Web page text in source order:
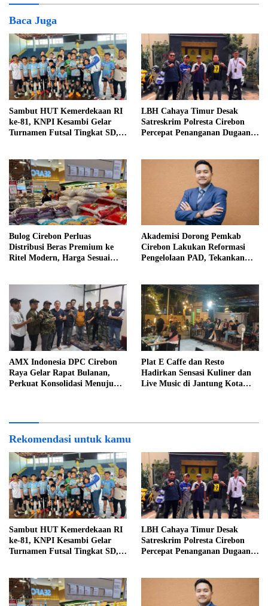
Baca Juga
Sambut HUT Kemerdekaan RI
ke-81, KNPI Kesambi Gelar
Turnamen Futsal Tingkat SD,
LBH Cahaya Timur Desak
Satreskrim Polresta Cirebon
Percepat Penanganan Dugaan
Bulog Cirebon Perluas
Distribusi Beras Premium ke
Ritel Modern, Harga Sesuai
Akademisi Dorong Pemkab
Cirebon Lakukan Reformasi
Pengelolaan PAD, Tekankan
AMX Indonesia DPC Cirebon
Raya Gelar Rapat Bulanan,
Perkuat Konsolidasi Menuju
Plat E Caffe dan Resto
Hadirkan Sensasi Kuliner dan
Live Music di Jantung Kota
Rekomendasi untuk kamu
Sambut HUT Kemerdekaan RI
ke-81, KNPI Kesambi Gelar
Turnamen Futsal Tingkat SD,
LBH Cahaya Timur Desak
Satreskrim Polresta Cirebon
Percepat Penanganan Dugaan